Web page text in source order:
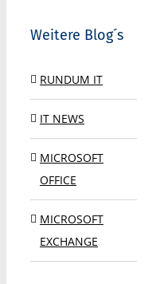
Weitere Blog´s
RUNDUM IT
IT NEWS
MICROSOFT
OFFICE
MICROSOFT
EXCHANGE